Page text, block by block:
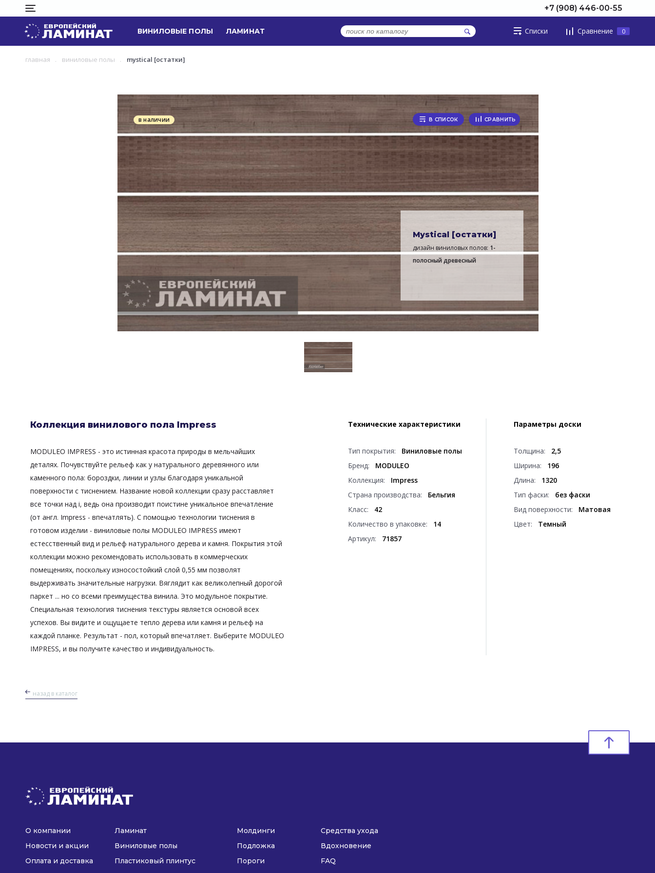
+7 (908) 446-00-55
ВИНИЛОВЫЕ ПОЛЫ ЛАМИНАТ Списки Сравнение 0
главная виниловые полы mystical [остатки]
в наличии В СПИСОК СРАВНИТЬ
Mystical [остатки]
дизайн виниловых полов: 1-
полосный древесный
Коллекция винилового пола Impress
MODULEO IMPRESS - это истинная красота природы в мельчайших
деталях. Почувствуйте рельеф как у натурального деревянного или
каменного пола: бороздки, линии и узлы благодаря уникальной
поверхности с тиснением. Название новой коллекции сразу расставляет
все точки над i, ведь она производит поистине уникальное впечатление
(от англ. Impress - впечатлять). С помощью технологии тиснения в
готовом изделии - виниловые полы MODULEO IMPRESS имеют
естесственный вид и рельеф натурального дерева и камня. Покрытия этой
коллекции можно рекомендовать использовать в коммерческих
помещениях, поскольку износостойкий слой 0,55 мм позволят
выдерживать значительные нагрузки. Вяглядит как великолепный дорогой
паркет ... но со всеми преимущества винила. Это модульное покрытие.
Специальная технология тиснения текстуры является основой всех
успехов. Вы видите и ощущаете тепло дерева или камня и рельеф на
каждой планке. Результат - пол, который впечатляет. Выберите MODULEO
IMPRESS, и вы получите качество и индивидуальность.
Технические характеристики
Тип покрытия:
Виниловые полы
Бренд:
MODULEO
Коллекция:
Impress
Страна производства:
Бельгия
Класс:
42
Количество в упаковке:
14
Артикул:
71857
Параметры доски
Толщина:
2,5
Ширина:
196
Длина:
1320
Тип фаски:
без фаски
Вид поверхности:
Матовая
Цвет:
Темный
назад в каталог
О компании
Новости и акции
Оплата и доставка
Ламинат
Виниловые полы
Пластиковый плинтус
Молдинги
Подложка
Пороги
Средства ухода
Вдохновение
FAQ